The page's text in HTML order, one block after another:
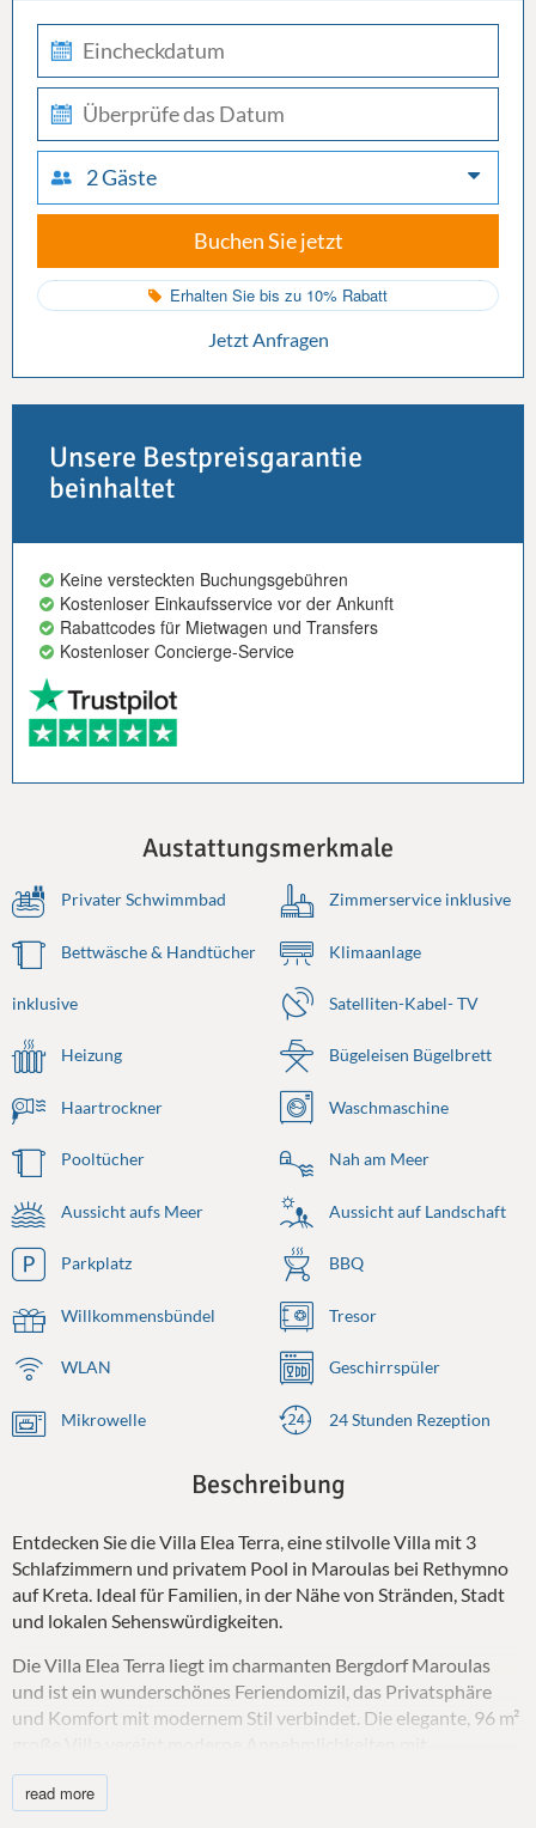
in
check-
out
2 Gäste
Buchen Sie jetzt
Erhalten Sie bis zu 10% Rabatt
Jetzt Anfragen
Unsere Bestpreisgarantie
beinhaltet
Keine versteckten Buchungsgebühren
Kostenloser Einkaufsservice vor der Ankunft
Rabattcodes für Mietwagen und Transfers
Kostenloser Concierge-Service
Austattungsmerkmale
Privater Schwimmbad Zimmerservice inklusive
Bettwäsche & Handtücher
inklusive
Klimaanlage
Satelliten-Kabel- TV
Heizung Bügeleisen Bügelbrett
Haartrockner Waschmaschine
Pooltücher Nah am Meer
Aussicht aufs Meer Aussicht auf Landschaft
Parkplatz BBQ
Willkommensbündel Tresor
WLAN Geschirrspüler
Mikrowelle 24 Stunden Rezeption
Beschreibung
Entdecken Sie die Villa Elea Terra, eine stilvolle Villa mit 3
Schlafzimmern und privatem Pool in Maroulas bei Rethymno
auf Kreta. Ideal für Familien, in der Nähe von Stränden, Stadt
und lokalen Sehenswürdigkeiten.
Die Villa Elea Terra liegt im charmanten Bergdorf Maroulas
und ist ein wunderschönes Feriendomizil, das Privatsphäre
und Komfort mit modernem Stil verbindet. Die elegante, 96 m²
entspannter kretischer Lebensart und ist somit der perfekte
Ausgangspunkt für Familien oder kleine Gruppen bis zu sechs
read more